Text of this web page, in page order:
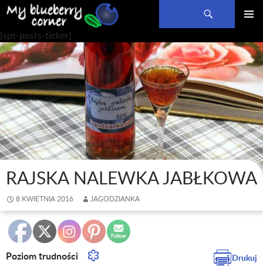
Szukaj
PRZEJDŹ
DO
TREŚCI
[spt-posts-ticker]
RAJSKA NALEWKA JABŁKOWA
8 KWIETNIA 2016 JAGODZIANKA
Drukuj
Poziom trudności